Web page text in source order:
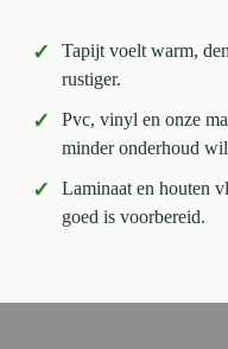
✓
Tapijt voelt warm,
rustiger.
✓
Pvc, vinyl en onze
minder onderhoud
✓
Laminaat en houten
goed is voorbereid.